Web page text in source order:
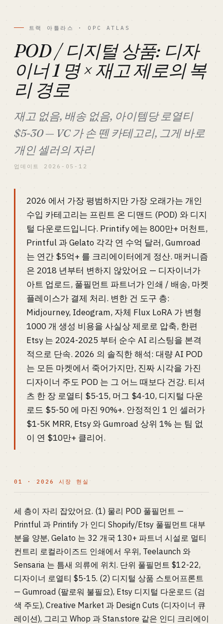
트랙 아틀라스 · OPC ATLAS
POD / 디지털 상품: 디자
이너 1 명 × 재고 제로의 복
리 경로
재고 없음, 배송 없음, 아이템당 로열티
$5-30 — VC 가 손 뗀 카테고리, 그게 바로
개인 셀러의 자리
업데이트 2026-05-12
2026 에서 가장 평범하지만 가장 오래가는 개인
수입 카테고리는 프린트 온 디맨드 (POD) 와 디지
털 다운로드입니다. Printify 에는 800만+ 머천트,
Printful 과 Gelato 각각 연 수억 달러, Gumroad
는 연간 $5억+ 를 크리에이터에게 정산. 매커니즘
은 2018 년부터 변하지 않았어요 — 디자이너가
아트 업로드, 풀필먼트 파트너가 인쇄 / 배송, 마켓
플레이스가 결제 처리. 변한 건 도구 층:
Midjourney, Ideogram, 자체 Flux LoRA 가 변형
1000 개 생성 비용을 사실상 제로로 압축, 한편
Etsy 는 2024-2025 부터 순수 AI 리스팅을 본격
적으로 단속. 2026 의 솔직한 해석: 대량 AI POD
는 모든 마켓에서 죽어가지만, 진짜 시각을 가진
디자이너 주도 POD 는 그 어느 때보다 건강. 티셔
츠 한 장 로열티 $5-15, 머그 $4-10, 디지털 다운
로드 $5-50 에 마진 90%+. 안정적인 1 인 셀러가
$1-5K MRR, Etsy 와 Gumroad 상위 1% 는 팀 없
이 연 $10만+ 클리어.
01 · 2026 시장 현실
세 층이 자리 잡았어요. (1) 물리 POD 풀필먼트 —
Printful 과 Printify 가 인디 Shopify/Etsy 풀필먼트 대부
분을 양분, Gelato 는 32 개국 130+ 파트너 시설로 멀티
컨트리 로컬라이즈드 인쇄에서 우위, Teelaunch 와
Sensaria 는 틈새 의류에 위치. 단위 풀필먼트 $12-22,
디자이너 로열티 $5-15. (2) 디지털 상품 스토어프론트
— Gumroad (팔로워 불필요), Etsy 디지털 다운로드 (검
색 주도), Creative Market 과 Design Cuts (디자이너 큐
레이션), 그리고 Whop 과 Stan.store 같은 인디 크리에이